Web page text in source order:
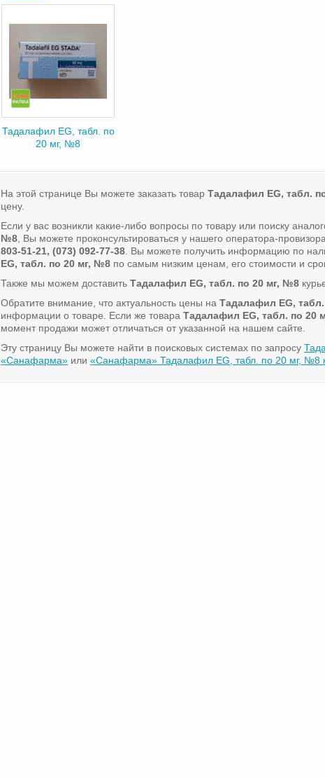
Тадалафил EG, табл. по
20 мг, №8
На этой странице Вы можете заказать товар Тадалафил EG, табл.
цену.
Если у вас возникли какие-либо вопросы по товару или поиску
№8 , Вы можете проконсультироваться у нашего оператора-
803-51-21, (073) 092-77-38 . Вы можете получить информацию по
EG, табл. по 20 мг, №8 по самым низким ценам, его стоимости и
Также мы можем доставить Тадалафил EG, табл. по 20 мг, №8
Обратите внимание, что актуальность цены на Тадалафил EG,
информации о товаре. Если же товара Тадалафил EG, табл. по 20
момент продажи может отличаться от указанной на нашем сайте.
Эту страницу Вы можете найти в поисковых системах по запросу
«Санафарма» или «Санафарма» Тадалафил EG, табл. по 20 мг, №8